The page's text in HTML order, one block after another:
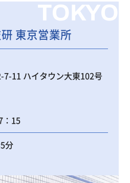
TOKYO
東京営業所
7-11 ハイタウン大東102号
：15
分